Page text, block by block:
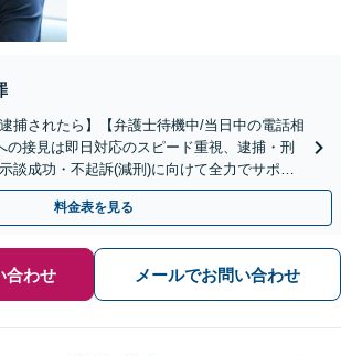
捕されたら】【弁護士待機中/当日中の電話相
の接見は即日対応のスピード重視、逮捕・刑
談成功・不起訴(減刑)に向けて全力でサポー
相談専門】
料金表を見る
合わせ メールでお問い合わせ